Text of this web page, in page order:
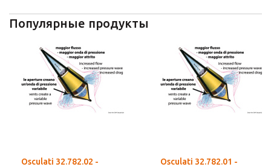
Популярные продукты
Osculati 32.782.02 -
Osculati 32.782.01 -